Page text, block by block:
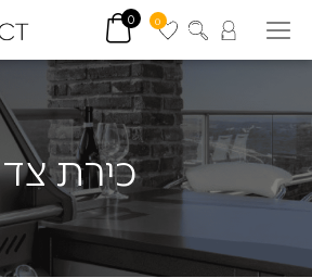
0
0
כירת צד